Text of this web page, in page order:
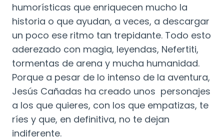
humorísticas que enriquecen mucho la
historia o que ayudan, a veces, a descargar
un poco ese ritmo tan trepidante. Todo esto
aderezado con magia, leyendas, Nefertiti,
tormentas de arena y mucha humanidad.
Porque a pesar de lo intenso de la aventura,
Jesús Cañadas ha creado unos personajes
a los que quieres, con los que empatizas, te
ríes y que, en definitiva, no te dejan
indiferente.